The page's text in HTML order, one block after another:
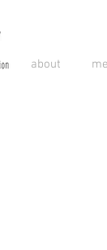
about